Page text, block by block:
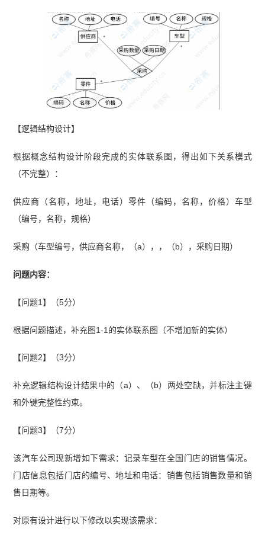
【逻辑结构设计】
根据概念结构设计阶段完成的实体联系图，得出如下关系模式
（不完整）：
供应商（名称，地址，电话）零件（编码，名称，价格）车型
（编号，名称，规格）
采购（车型编号，供应商名称，（a），，（b），采购日期）
问题内容：
【问题1】（5分）
根据问题描述，补充图1-1的实体联系图（不增加新的实体）
【问题2】（3分）
补充逻辑结构设计结果中的（a）、（b）两处空缺，并标注主键
和外键完整性约束。
【问题3】（7分）
该汽车公司现新增如下需求：记录车型在全国门店的销售情况。
门店信息包括门店的编号、地址和电话：销售包括销售数量和销
售日期等。
对原有设计进行以下修改以实现该需求：